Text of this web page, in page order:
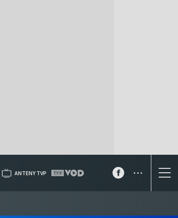
ANTENY TVP ...